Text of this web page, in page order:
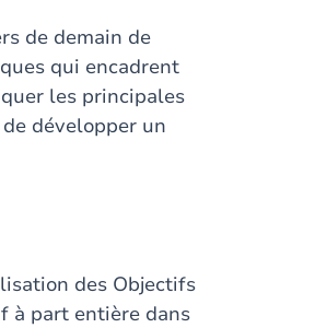
de demain de
qui encadrent
les principales
développer un
des Objectifs
à part entière dans